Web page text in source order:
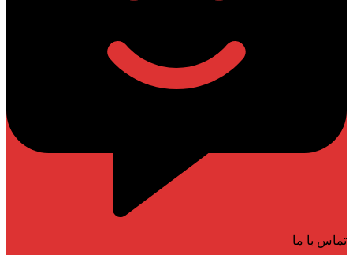
تماس با ما